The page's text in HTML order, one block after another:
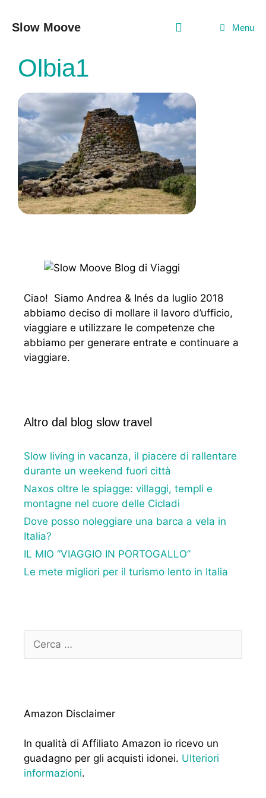
Slow Moove Menu
Olbia1
Ciao! Siamo Andrea & Inés da luglio 2018
abbiamo deciso di mollare il lavoro d’ufficio,
viaggiare e utilizzare le competenze che
abbiamo per generare entrate e continuare a
viaggiare.
Altro dal blog slow travel
Slow living in vacanza, il piacere di rallentare
durante un weekend fuori città
Naxos oltre le spiagge: villaggi, templi e
montagne nel cuore delle Cicladi
Dove posso noleggiare una barca a vela in
Italia?
IL MIO “VIAGGIO IN PORTOGALLO”
Le mete migliori per il turismo lento in Italia
per:
Amazon Disclaimer
In qualità di Affiliato Amazon io ricevo un
guadagno per gli acquisti idonei. Ulteriori
informazioni.